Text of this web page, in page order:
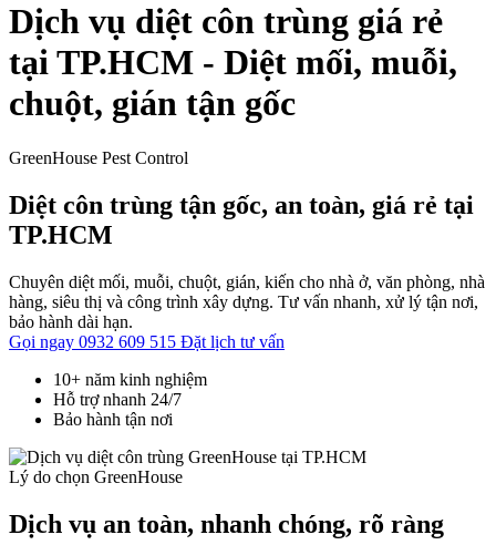
Dịch vụ diệt côn trùng giá rẻ
tại TP.HCM - Diệt mối, muỗi,
chuột, gián tận gốc
GreenHouse Pest Control
Diệt côn trùng tận gốc, an toàn, giá rẻ tại
TP.HCM
Chuyên diệt mối, muỗi, chuột, gián, kiến cho nhà ở, văn phòng, nhà
hàng, siêu thị và công trình xây dựng. Tư vấn nhanh, xử lý tận nơi,
bảo hành dài hạn.
Gọi ngay 0932 609 515 Đặt lịch tư vấn
10+ năm kinh nghiệm
Hỗ trợ nhanh 24/7
Bảo hành tận nơi
Lý do chọn GreenHouse
Dịch vụ an toàn, nhanh chóng, rõ ràng